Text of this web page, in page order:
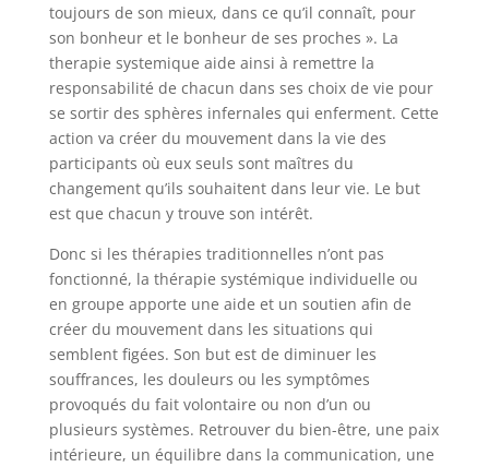
toujours de son mieux, dans ce qu’il connaît, pour
son bonheur et le bonheur de ses proches ». La
therapie systemique aide ainsi à remettre la
responsabilité de chacun dans ses choix de vie pour
se sortir des sphères infernales qui enferment. Cette
action va créer du mouvement dans la vie des
participants où eux seuls sont maîtres du
changement qu’ils souhaitent dans leur vie. Le but
est que chacun y trouve son intérêt.
Donc si les thérapies traditionnelles n’ont pas
fonctionné, la thérapie systémique individuelle ou
en groupe apporte une aide et un soutien afin de
créer du mouvement dans les situations qui
semblent figées. Son but est de diminuer les
souffrances, les douleurs ou les symptômes
provoqués du fait volontaire ou non d’un ou
plusieurs systèmes. Retrouver du bien-être, une paix
intérieure, un équilibre dans la communication, une